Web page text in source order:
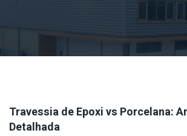
Travessia de Epoxi vs Porcelana:
Detalhada